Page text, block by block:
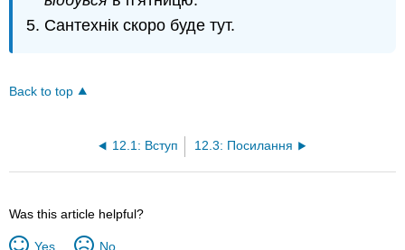
Сантехнік скоро буде тут.
Back to top
12.1: Вступ 12.3: Посилання
Was this article helpful?
Yes No